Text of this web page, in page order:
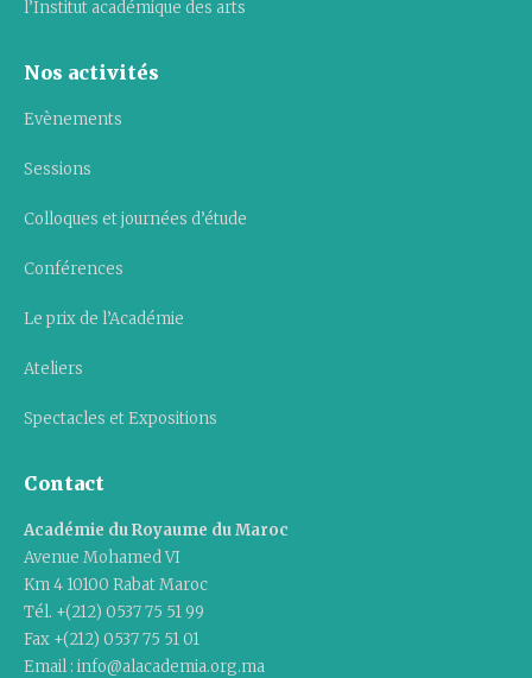
l’Institut académique des arts
Nos activités
Evènements
Sessions
Colloques et journées d’étude
Conférences
Le prix de l’Académie
Ateliers
Spectacles et Expositions
Contact
Académie du Royaume du Maroc
Avenue Mohamed VI
Km 4 10100 Rabat Maroc
Tél. +(212) 0537 75 51 99
Fax +(212) 0537 75 51 01
Email : info@alacademia.org.ma